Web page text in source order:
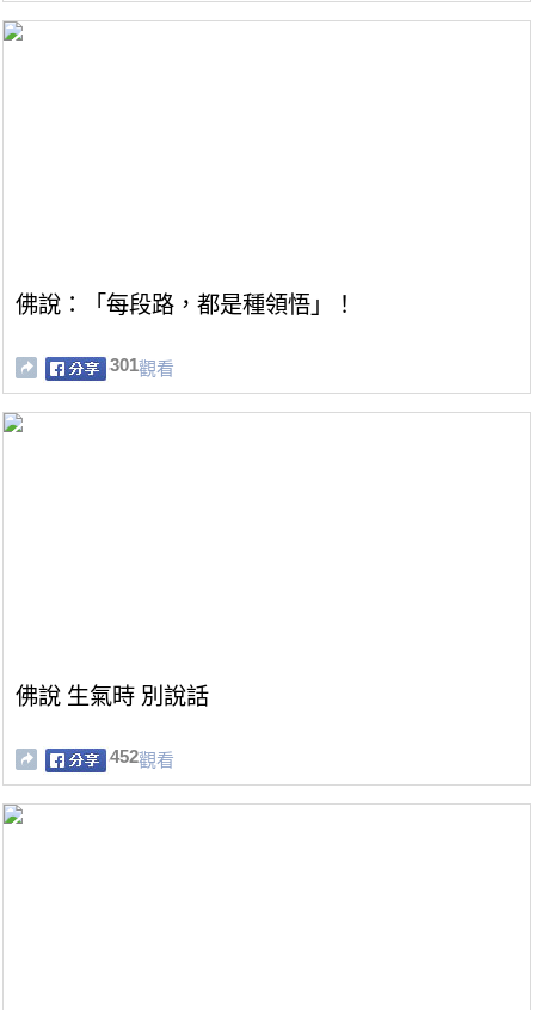
佛說：「每段路，都是種領悟」！
301觀看
佛說 生氣時 別說話
452觀看